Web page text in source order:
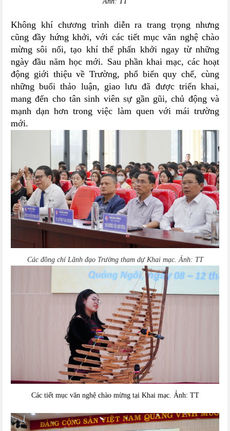
Không khí chương trình diễn ra trang trọng nhưng
cũng đầy hứng khởi, với các tiết mục văn nghệ chào
mừng sôi nổi, tạo khí thế phấn khởi ngay từ những
ngày đầu năm học mới. Sau phần khai mạc, các hoạt
động giới thiệu về Trường, phổ biến quy chế, cùng
những buổi thảo luận, giao lưu đã được triển khai,
mang đến cho tân sinh viên sự gần gũi, chủ động và
mạnh dạn hơn trong việc làm quen với mái trường
mới.
Các đồng chí Lãnh đạo Trường tham dự Khai mạc. Ảnh: TT
Các tiết mục văn nghệ chào mừng tại Khai mạc. Ảnh: TT